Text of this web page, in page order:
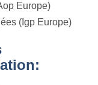
Europe)
(Igp Europe)